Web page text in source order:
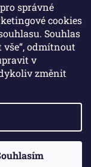
správné
cookies
Souhlas
odmítnout
v
změnit
vyhrazena.